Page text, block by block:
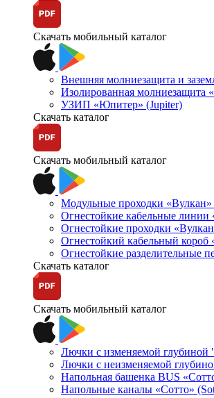
Скачать мобильный каталог
Внешняя молниезащита и
Изолированная молниезащита
УЗИП «Юпитер» (Jupiter)
Скачать каталог
Скачать мобильный каталог
Модульные проходки «Вулкан»
Огнестойкие кабельные линии
Огнестойкие проходки
Огнестойкий кабельный короб
Огнестойкие разделительные
Скачать каталог
Скачать мобильный каталог
Лючки с изменяемой глубиной
Лючки с неизменяемой
Напольная башенка BUS
Напольные каналы «Сотто»